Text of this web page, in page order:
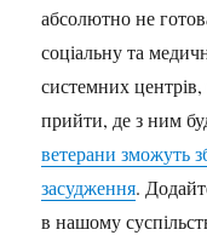
абсолютно не
соціальну та
системних
прийти, де з ним
ветерани зможуть
засудження.
в нашому